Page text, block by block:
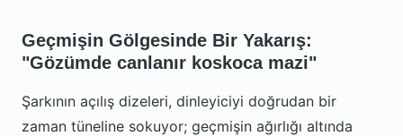
Geçmişin Gölgesinde Bir Yakarış:
"Gözümde canlanır koskoca mazi"
Şarkının açılış dizeleri, dinleyiciyi doğrudan bir
zaman tüneline sokuyor; geçmişin ağırlığı altında